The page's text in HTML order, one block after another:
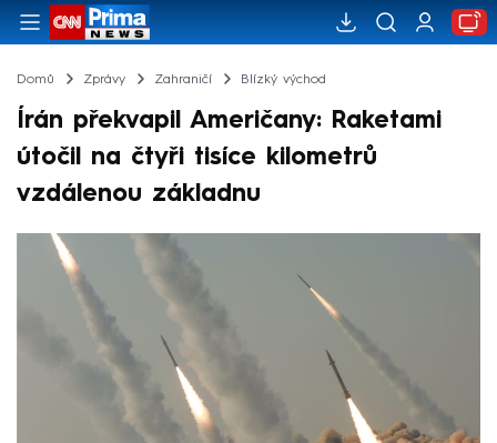
Domů Zprávy Zahraničí Blízký východ
Írán překvapil Američany: Raketami
útočil na čtyři tisíce kilometrů
vzdálenou základnu